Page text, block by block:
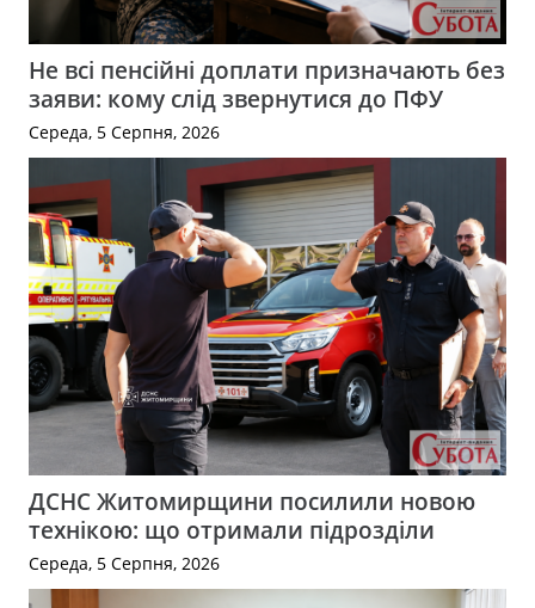
Не всі пенсійні доплати призначають без
заяви: кому слід звернутися до ПФУ
Середа, 5 Серпня, 2026
ДСНС Житомирщини посилили новою
технікою: що отримали підрозділи
Середа, 5 Серпня, 2026